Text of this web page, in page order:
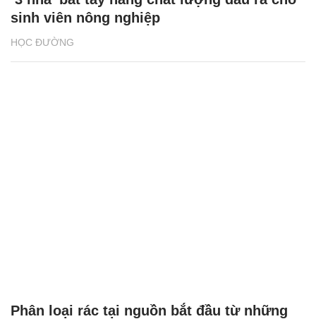
HỌC ĐƯỜNG
sinh viên nông nghiệp
Phân loại rác tại nguồn bắt đầu từ những